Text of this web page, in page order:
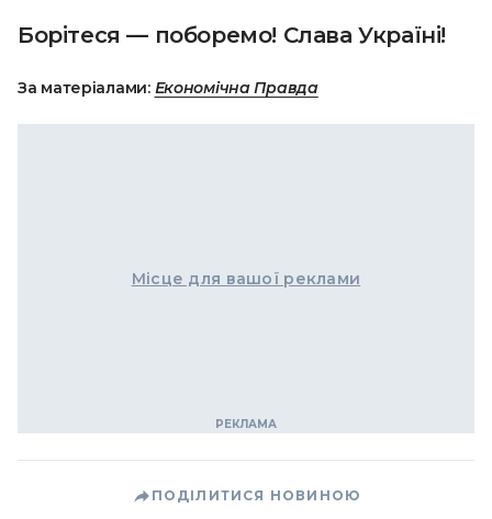
Борітеся — поборемо! Слава Україні!
За матеріалами: Економічна Правда
Місце для вашої реклами
ПОДІЛИТИСЯ НОВИНОЮ